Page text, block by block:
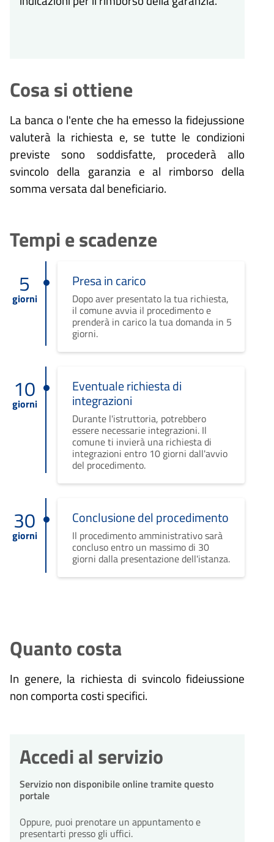
Cosa si ottiene
La banca o l'ente che ha emesso la fidejussione
valuterà la richiesta e, se tutte le condizioni
previste sono soddisfatte, procederà allo
svincolo della garanzia e al rimborso della
somma versata dal beneficiario.
Tempi e scadenze
5
giorni
Presa in carico
Dopo aver presentato la tua richiesta,
il comune avvia il procedimento e
prenderà in carico la tua domanda in 5
giorni.
10
giorni
Eventuale richiesta di
integrazioni
Durante l'istruttoria, potrebbero
essere necessarie integrazioni. Il
comune ti invierà una richiesta di
integrazioni entro 10 giorni dall'avvio
del procedimento.
30
giorni
Conclusione del procedimento
Il procedimento amministrativo sarà
concluso entro un massimo di 30
giorni dalla presentazione dell'istanza.
Quanto costa
In genere, la richiesta di svincolo fideiussione
non comporta costi specifici.
Accedi al servizio
Servizio non disponibile online tramite questo
portale
Oppure, puoi prenotare un appuntamento e
presentarti presso gli uffici.